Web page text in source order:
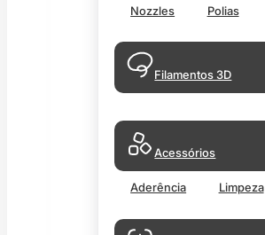
Nozzles Polias
Filamentos 3D
Acessórios
Aderência Limpeza